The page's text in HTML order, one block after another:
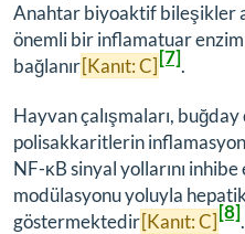
Anahtar biyoaktif bileşikler
önemli bir inflamatuar
bağlanır[Kanıt: C][7].
Hayvan çalışmaları, buğday
polisakkaritlerin
NF-κB sinyal yollarını
modülasyonu yoluyla
göstermektedir[Kanıt: C][8].